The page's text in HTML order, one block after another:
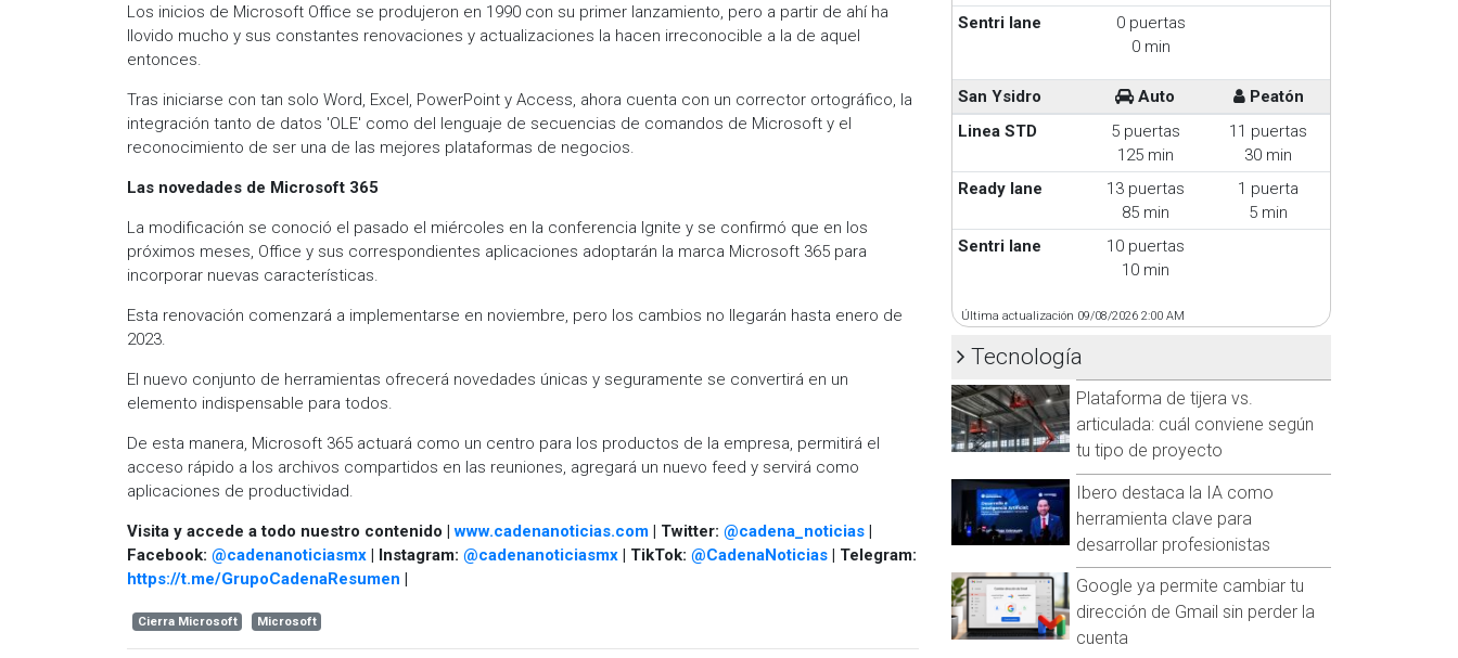
Los inicios de Microsoft Office se produjeron en 1990 con su primer lanzamiento, pero a partir de ahí ha
llovido mucho y sus constantes renovaciones y actualizaciones la hacen irreconocible a la de aquel
entonces.
Tras iniciarse con tan solo Word, Excel, PowerPoint y Access, ahora cuenta con un corrector ortográfico, la
integración tanto de datos 'OLE' como del lenguaje de secuencias de comandos de Microsoft y el
reconocimiento de ser una de las mejores plataformas de negocios.
Las novedades de Microsoft 365
La modificación se conoció el pasado el miércoles en la conferencia Ignite y se confirmó que en los
próximos meses, Office y sus correspondientes aplicaciones adoptarán la marca Microsoft 365 para
incorporar nuevas características.
Esta renovación comenzará a implementarse en noviembre, pero los cambios no llegarán hasta enero de
2023.
El nuevo conjunto de herramientas ofrecerá novedades únicas y seguramente se convertirá en un
elemento indispensable para todos.
De esta manera, Microsoft 365 actuará como un centro para los productos de la empresa, permitirá el
acceso rápido a los archivos compartidos en las reuniones, agregará un nuevo feed y servirá como
aplicaciones de productividad.
Visita y accede a todo nuestro contenido |www.cadenanoticias.com | Twitter: @cadena_noticias |
Facebook: @cadenanoticiasmx | Instagram: @cadenanoticiasmx | TikTok: @CadenaNoticias | Telegram:
https://t.me/GrupoCadenaResumen |
Cierra Microsoft Microsoft
Sentri lane
0 puertas
0 min
San Ysidro Auto
Peatón
Linea STD
5 puertas
125 min
11 puertas
30 min
Ready lane
13 puertas
85 min
1 puerta
5 min
Sentri lane
10 puertas
10 min
Última actualización 09/08/2026 2:00 AM
Tecnología
Plataforma de tijera vs.
articulada: cuál conviene según
tu tipo de proyecto
Ibero destaca la IA como
herramienta clave para
desarrollar profesionistas
Google ya permite cambiar tu
dirección de Gmail sin perder la
cuenta